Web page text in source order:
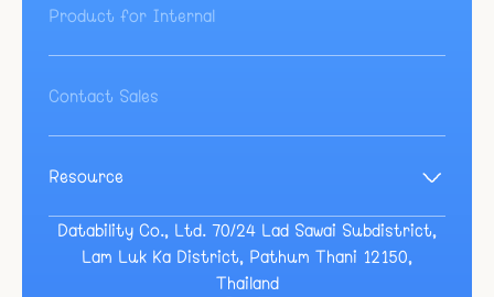
Product for Internal
Contact Sales
Resource
Guide
Event
Datability Co., Ltd. 70/24 Lad Sawai Subdistrict,
Lam Luk Ka District, Pathum Thani 12150,
Thailand